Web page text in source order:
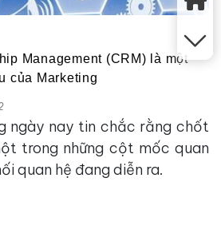
Management (CRM) là một
của Marketing
ngày nay tin chắc rằng chốt
trong những cột mốc quan
quan hệ đang diễn ra.